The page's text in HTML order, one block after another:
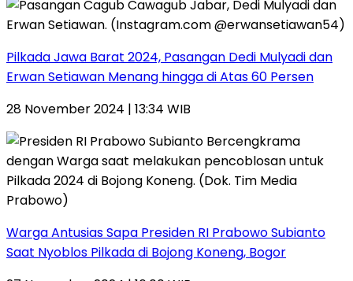
Pilkada Jawa Barat 2024, Pasangan Dedi Mulyadi dan
Erwan Setiawan Menang hingga di Atas 60 Persen
28 November 2024 | 13:34 WIB
Warga Antusias Sapa Presiden RI Prabowo Subianto
Saat Nyoblos Pilkada di Bojong Koneng, Bogor